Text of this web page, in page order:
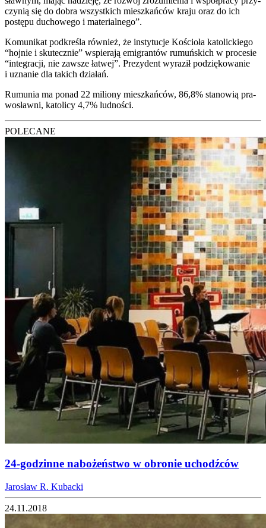
czy­nią się do dobra wszyst­kich miesz­kań­ców kra­ju oraz do ich
postę­pu ducho­we­go i mate­rial­ne­go”.
Komu­ni­kat pod­kre­śla rów­nież, że insty­tu­cje Kościo­ła kato­lic­kie­go
“hoj­nie i sku­tecz­nie” wspie­ra­ją emi­gran­tów rumuń­skich w pro­ce­sie
“inte­gra­cji, nie zawsze łatwej”. Pre­zy­dent wyra­ził podzię­ko­wa­nie
i uzna­nie dla takich dzia­łań.
Rumu­nia ma ponad 22 milio­ny miesz­kań­ców, 86,8% sta­no­wią pra­
wo­sław­ni, kato­li­cy 4,7% lud­no­ści.
POLECANE
24-godzinne nabożeństwo w obronie uchodźców
Jarosław R. Kubacki
24.11.2018